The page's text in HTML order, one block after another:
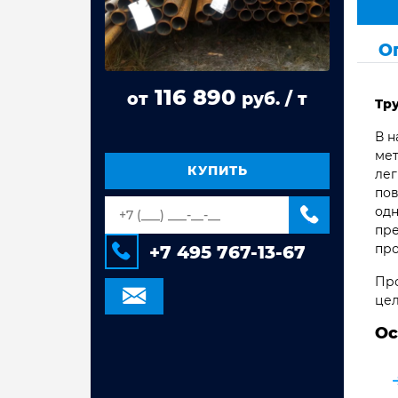
Труба стальная ВГП
Труба квадратная сталь 3сп/пс
Труба электросварная Гост 10704,
Труба оцинкованная
Труба стальная электросварная
от 116 890 руб. / т
КУПИТЬ
+7 495 767-13-67
В